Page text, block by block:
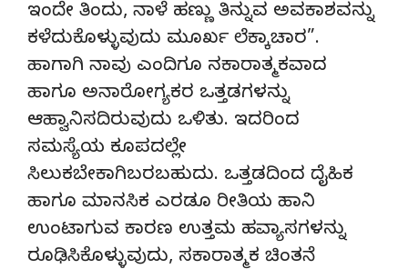
ಇಂದೇ ತಿಂದು, ನಾಳೆ ಹಣ್ಣು ತಿನ್ನುವ ಅವಕಾಶವನ್ನು
ಕಳೆದುಕೊಳ್ಳುವುದು ಮೂರ್ಖ ಲೆಕ್ಕಾಚಾರ”.
ಹಾಗಾಗಿ ನಾವು ಎಂದಿಗೂ ನಕಾರಾತ್ಮಕವಾದ
ಹಾಗೂ ಅನಾರೋಗ್ಯಕರ ಒತ್ತಡಗಳನ್ನು
ಆಹ್ವಾನಿಸದಿರುವುದು ಒಳಿತು. ಇದರಿಂದ
ಸಮಸ್ಯೆಯ ಕೂಪದಲ್ಲೇ
ಸಿಲುಕಬೇಕಾಗಿಬರಬಹುದು. ಒತ್ತಡದಿಂದ ದೈಹಿಕ
ಹಾಗೂ ಮಾನಸಿಕ ಎರಡೂ ರೀತಿಯ ಹಾನಿ
ಉಂಟಾಗುವ ಕಾರಣ ಉತ್ತಮ ಹವ್ಯಾಸಗಳನ್ನು
ರೂಢಿಸಿಕೊಳ್ಳುವುದು, ಸಕಾರಾತ್ಮಕ ಚಿಂತನೆ